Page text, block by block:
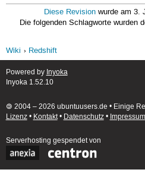
Diese Revision wurde am 3.
Die folgenden Schlagworte wurden
Wiki
Redshift
Powered by Inyoka
Inyoka 1.52.10
🄯 2004 – 2026 ubuntuusers.de • Einige
Lizenz• Kontakt• Datenschutz• Impressum
Serverhosting gespendet von